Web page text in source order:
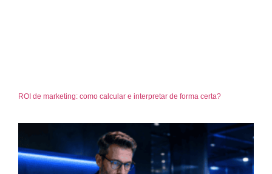
ROI de marketing: como calcular e interpretar de forma certa?